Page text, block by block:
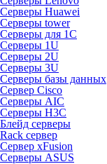
Серверы Huawei
Серверы tower
Серверы для 1C
Серверы 1U
Серверы 2U
Серверы 3U
Серверы базы данных
Сервер Cisco
Серверы AIC
Серверы H3C
Блейд серверы
Rack сервер
Сервер xFusion
Серверы ASUS